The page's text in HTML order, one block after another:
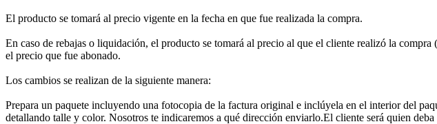
El producto se tomará al precio vigente en la fecha en que fue realizada la compra.
En caso de rebajas o liquidación, el producto se tomará al precio al que el cliente realizó la
el precio que fue abonado.
Los cambios se realizan de la siguiente manera:
Prepara un paquete incluyendo una fotocopia de la factura original e inclúyela en el interior del
detallando talle y color. Nosotros te indicaremos a qué dirección enviarlo.El cliente será quien deba